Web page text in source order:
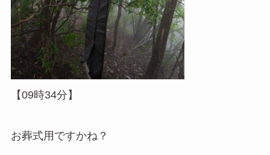
【09時34分】
お葬式用ですかね？